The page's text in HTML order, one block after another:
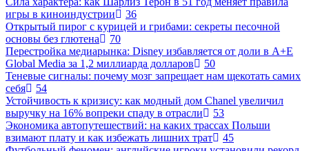
игры в киноиндустрии
36
Открытый пирог с курицей и грибами: секреты песочной
основы без глютена
70
Перестройка медиарынка: Disney избавляется от доли в A+E
Global Media за 1,2 миллиарда долларов
50
Теневые сигналы: почему мозг запрещает нам щекотать самих
себя
54
Устойчивость к кризису: как модный дом Chanel увеличил
выручку на 16% вопреки спаду в отрасли
53
Экономика автопутешествий: на каких трассах Польши
взимают плату и как избежать лишних трат
45